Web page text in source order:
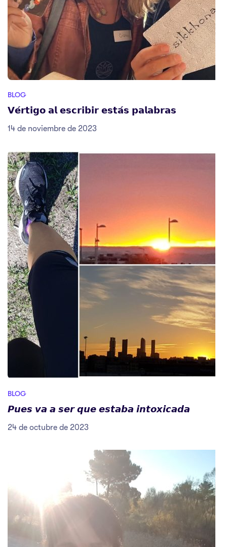
BLOG
𝗩𝗲́𝗿𝘁𝗶𝗴𝗼 𝗮𝗹 𝗲𝘀𝗰𝗿𝗶𝗯𝗶𝗿 𝗲𝘀𝘁𝗮́𝘀 𝗽𝗮𝗹𝗮𝗯𝗿𝗮𝘀
14 de noviembre de 2023
BLOG
𝙋𝙪𝙚𝙨 𝙫𝙖 𝙖 𝙨𝙚𝙧 𝙦𝙪𝙚 𝙚𝙨𝙩𝙖𝙗𝙖 𝙞𝙣𝙩𝙤𝙭𝙞𝙘𝙖𝙙𝙖
24 de octubre de 2023